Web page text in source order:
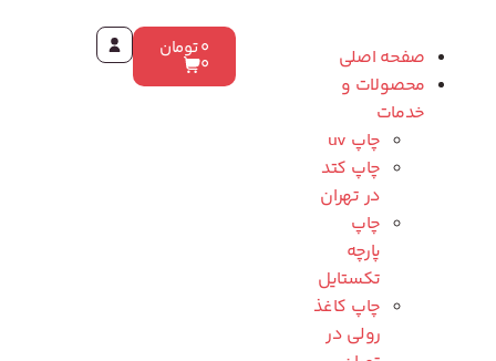
صفحه اصلی
محصولات و
خدمات
چاپ uv
چاپ کتد
در تهران
چاپ
پارچه
تکستایل
چاپ کاغذ
رولی در
0تومان
0